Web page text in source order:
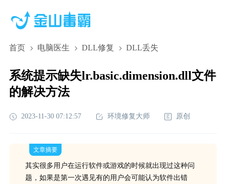
首页 电脑医生 DLL修复 DLL丢失
系统提示缺失lr.basic.dimension.dll文件
的解决方法
2023-11-30 07:12:57 环境修复大师 原创
文章摘要
其实很多用户在运行软件或游戏的时候就出现过这种问
题，如果是第一次遇见有的用户会可能认为软件出错